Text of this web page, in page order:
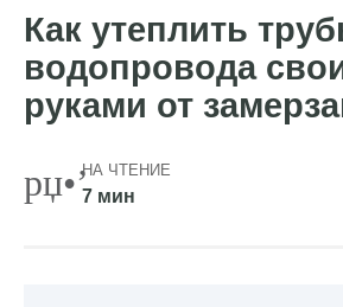
Как утеплить
водопровода
руками от
НА ЧТЕНИЕ
7 мин